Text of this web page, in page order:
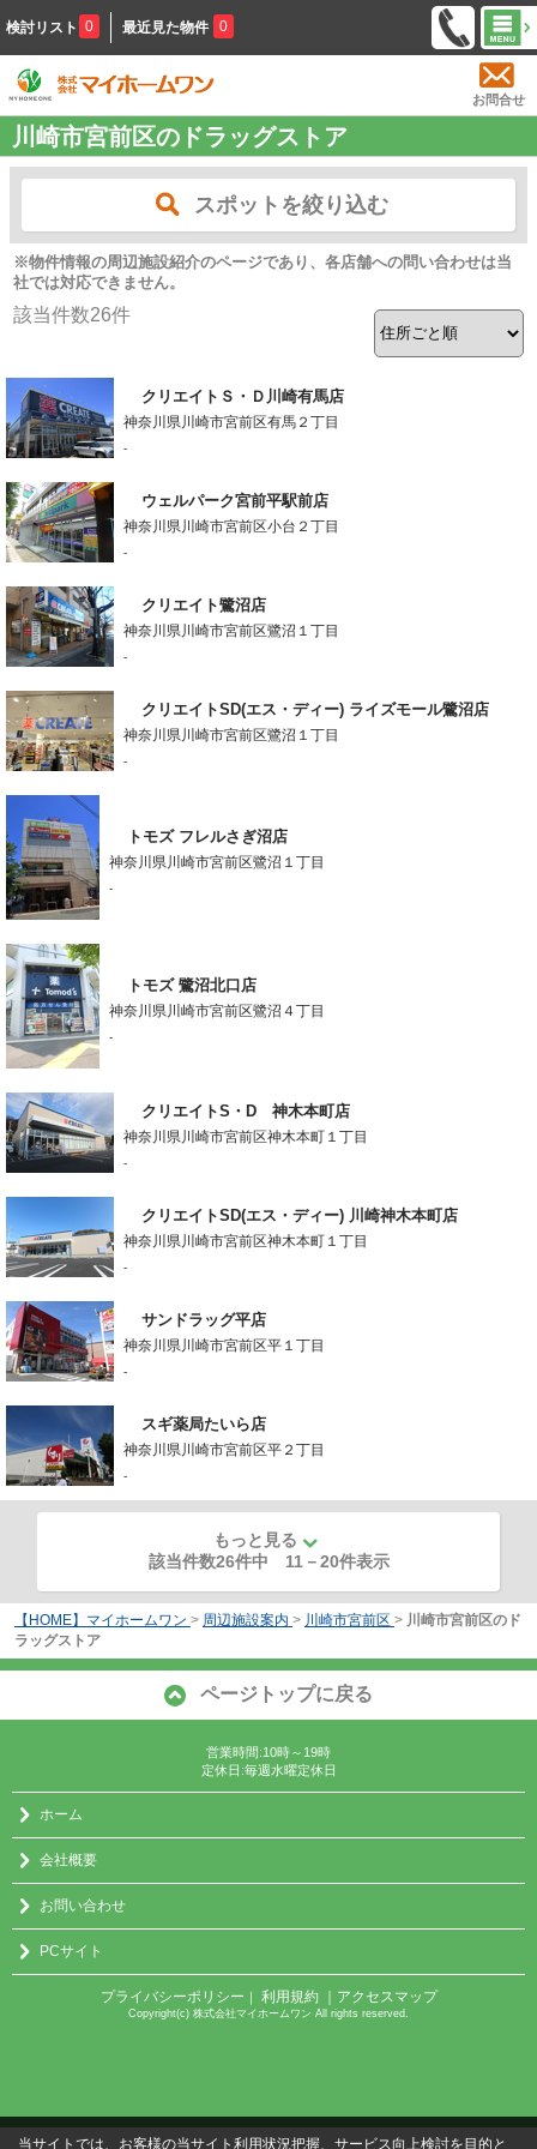
検討リスト 0 最近見た物件 0
お問合せ
川崎市宮前区のドラッグストア
スポットを絞り込む
※物件情報の周辺施設紹介のページであり、各店舗への問い合わせは当
社では対応できません。
該当件数26件
クリエイトＳ・Ｄ川崎有馬店
神奈川県川崎市宮前区有馬２丁目
-
ウェルパーク宮前平駅前店
神奈川県川崎市宮前区小台２丁目
-
クリエイト鷺沼店
神奈川県川崎市宮前区鷺沼１丁目
-
クリエイトSD(エス・ディー) ライズモール鷺沼店
神奈川県川崎市宮前区鷺沼１丁目
-
トモズ フレルさぎ沼店
神奈川県川崎市宮前区鷺沼１丁目
-
トモズ 鷺沼北口店
神奈川県川崎市宮前区鷺沼４丁目
-
クリエイトS・D 神木本町店
神奈川県川崎市宮前区神木本町１丁目
-
クリエイトSD(エス・ディー) 川崎神木本町店
神奈川県川崎市宮前区神木本町１丁目
-
サンドラッグ平店
神奈川県川崎市宮前区平１丁目
-
スギ薬局たいら店
神奈川県川崎市宮前区平２丁目
-
もっと見る
該当件数26件中 11 －20件表示
【HOME】マイホームワン > 周辺施設案内 > 川崎市宮前区 > 川崎市宮前区のド
ラッグストア
ページトップに戻る
営業時間:10時～19時
定休日:毎週水曜定休日
ホーム
会社概要
お問い合わせ
PCサイト
プライバシーポリシー ｜ 利用規約 ｜アクセスマップ
Copyright(c) 株式会社マイホームワン All rights reserved.
当サイトでは、お客様の当サイト利用状況把握、サービス向上検討を目的と